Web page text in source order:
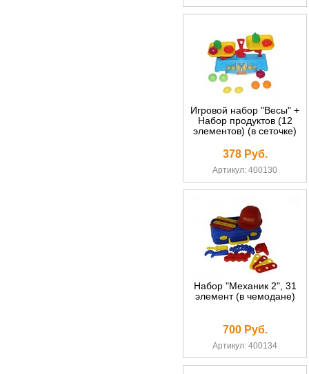
Игровой набор "Весы" +
Набор продуктов (12
элементов) (в сеточке)
378 Руб.
Артикул: 400130
Набор "Механик 2", 31
элемент (в чемодане)
700 Руб.
Артикул: 400134